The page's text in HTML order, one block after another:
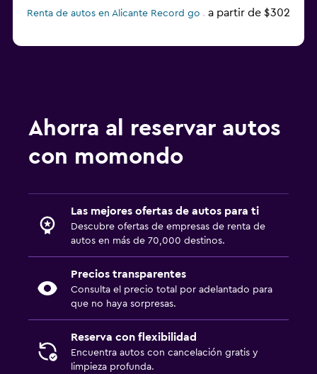
Renta de autos en Alicante Record go
a partir de $302
Ahorra al reservar autos
con momondo
Las mejores ofertas de autos para ti
Descubre ofertas de empresas de renta de
autos en más de 70,000 destinos.
Precios transparentes
Consulta el precio total por adelantado para
que no haya sorpresas.
Reserva con flexibilidad
Encuentra autos con cancelación gratis y
limpieza profunda.